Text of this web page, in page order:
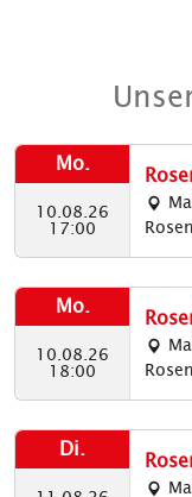
Mo.
10.08.26
17:00
Mo.
10.08.26
18:00
Di.
t